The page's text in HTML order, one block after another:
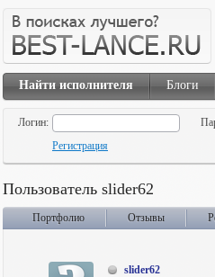
Найти исполнителя Блоги
Логин:
Регистрация
Пользователь slider62
Портфолио Отзывы
slider62